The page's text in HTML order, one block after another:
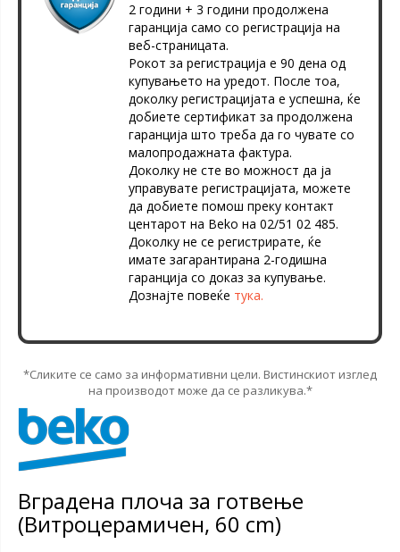
2 години + 3 години продолжена
гаранција само со регистрација на
веб-страницата.
Рокот за регистрација е 90 дена од
купувањето на уредот. После тоа,
доколку регистрацијата е успешна, ќе
добиете сертификат за продолжена
гаранција што треба да го чувате со
малопродажната фактура.
Доколку не сте во можност да ја
управувате регистрацијата, можете
да добиете помош преку контакт
центарот на Beko на 02/51 02 485.
Доколку не се регистрирате, ќе
имате загарантирана 2-годишна
гаранција со доказ за купување.
Дознајте повеќе тука.
*Сликите се само за информативни цели. Вистинскиот изглед
на производот може да се разликува.*
Вградена плоча за готвење
(Витроцерамичен, 60 cm)